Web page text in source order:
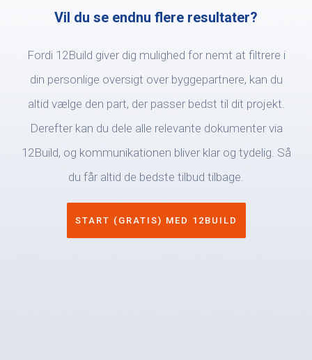
Vil du se endnu flere resultater?
Fordi 12Build giver dig mulighed for nemt at filtrere i
din personlige oversigt over byggepartnere, kan du
altid vælge den part, der passer bedst til dit projekt.
Derefter kan du dele alle relevante dokumenter via
12Build, og kommunikationen bliver klar og tydelig. Så
du får altid de bedste tilbud tilbage.
START (GRATIS) MED 12BUILD